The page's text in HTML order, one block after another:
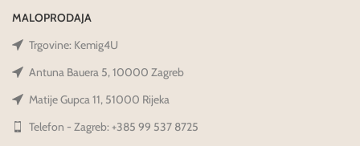
MALOPRODAJA
Trgovine: Kemig4U
Antuna Bauera 5, 10000 Zagreb
Matije Gupca 11, 51000 Rijeka
Telefon - Zagreb: +385 99 537 8725